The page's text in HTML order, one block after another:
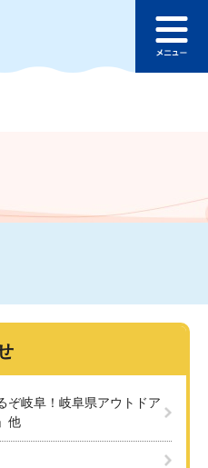
の本文へ
ュ
ぞ岐阜！岐阜県アウトドア
他